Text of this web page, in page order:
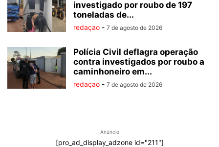
investigado por roubo de 197
toneladas de...
redaçao - 7 de agosto de 2026
Polícia Civil deflagra operação
contra investigados por roubo a
caminhoneiro em...
redaçao - 7 de agosto de 2026
Anúncio
[pro_ad_display_adzone id="211"]